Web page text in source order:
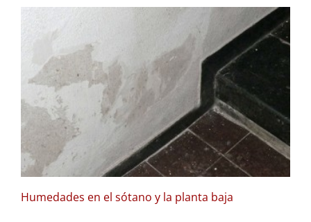
Humedades en el sótano y la planta baja